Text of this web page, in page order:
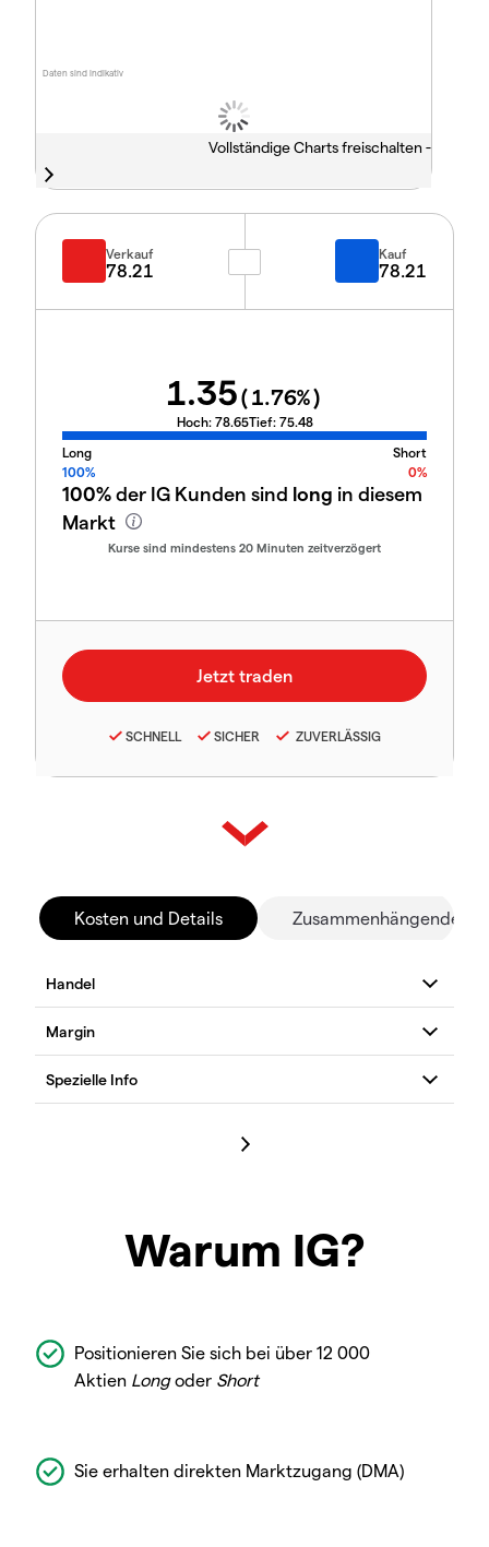
Daten sind indikativ
Vollständige Charts freischalten -
Verkauf
78.21
Kauf
78.21
1.35(1.76%)
Hoch: 78.65Tief: 75.48
Long
Short
100%
0%
100%der IG Kunden sind long in diesem
Markt
Kurse sind mindestens 20 Minuten zeitverzögert
SCHNELL SICHER ZUVERLÄSSIG
Kosten und Details Zusammenhängende
Warum IG?
Positionieren Sie sich bei über 12 000
Aktien Longoder Short
Sie erhalten direkten Marktzugang (DMA)